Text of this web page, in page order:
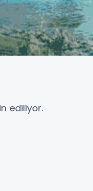
ediliyor.